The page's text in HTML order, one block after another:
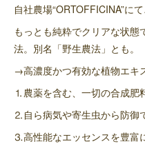
自社農場“ORTOFFICINA”に
もっとも純粋でクリアな状
法。別名「野生農法」とも。
→高濃度かつ有効な植物エキ
⒈農薬を含む、一切の合成肥
⒉自ら病気や寄生虫から防御
⒊高性能なエッセンスを豊富